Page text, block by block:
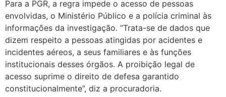
Para a PGR, a regra impede o acesso de pessoas
envolvidas, o Ministério Público e a polícia criminal às
informações da investigação. “Trata-se de dados que
dizem respeito a pessoas atingidas por acidentes e
incidentes aéreos, a seus familiares e às funções
institucionais desses órgãos. A proibição legal de
acesso suprime o direito de defesa garantido
constitucionalmente”, diz a procuradoria.